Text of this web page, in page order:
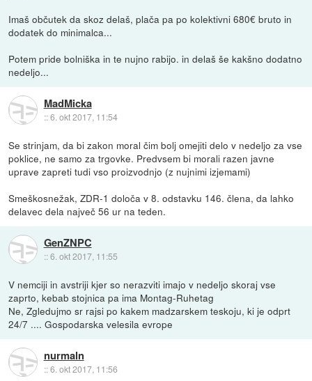
Imaš občutek da skoz delaš, plača pa po kolektivni 680€ bruto in
dodatek do minimalca...
Potem pride bolniška in te nujno rabijo. in delaš še kakšno dodatno
nedeljo...
MadMicka
::6. okt 2017, 11:54
Se strinjam, da bi zakon moral čim bolj omejiti delo v nedeljo za vse
poklice, ne samo za trgovke. Predvsem bi morali razen javne
uprave zapreti tudi vso proizvodnjo (z nujnimi izjemami)
Smeškosnežak, ZDR-1 določa v 8. odstavku 146. člena, da lahko
delavec dela največ 56 ur na teden.
GenZNPC
::6. okt 2017, 11:55
V nemciji in avstriji kjer so nerazviti imajo v nedeljo skoraj vse
zaprto, kebab stojnica pa ima Montag-Ruhetag
Ne, Zgledujmo sr rajsi po kakem madzarskem teskoju, ki je odprt
24/7 .... Gospodarska velesila evrope
nurmaln
::6. okt 2017, 11:56